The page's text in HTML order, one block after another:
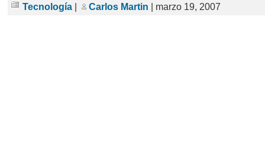
Tecnología Carlos Martin | marzo 19, 2007